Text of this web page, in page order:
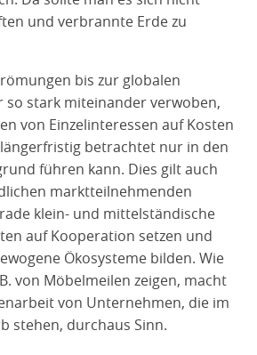
und verbrannte Erde zu
bis zur globalen
so stark miteinander verwoben,
von Einzelinteressen auf Kosten
betrachtet nur in den
führen kann. Dies gilt auch
marktteilnehmenden
klein- und mittelständische
auf Kooperation setzen und
Ökosysteme bilden. Wie
von Möbelmeilen zeigen, macht
von Unternehmen, die im
stehen, durchaus Sinn.